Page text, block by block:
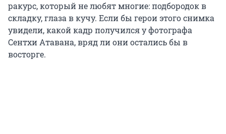
ракурс, который не любят многие: подбородок в
складку, глаза в кучу. Если бы герои этого снимка
увидели, какой кадр получился у фотографа
Сентхи Атавана, вряд ли они остались бы в
восторге.